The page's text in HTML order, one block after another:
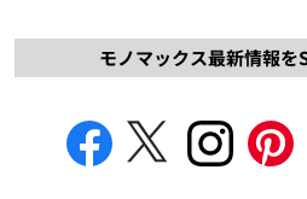
モノマックス最新情報を